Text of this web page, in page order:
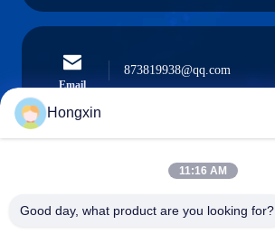
Email
873819938@qq.com
0086-510-13601538657
Hongxin
11:16 AM
Good day, what product are you looking for?